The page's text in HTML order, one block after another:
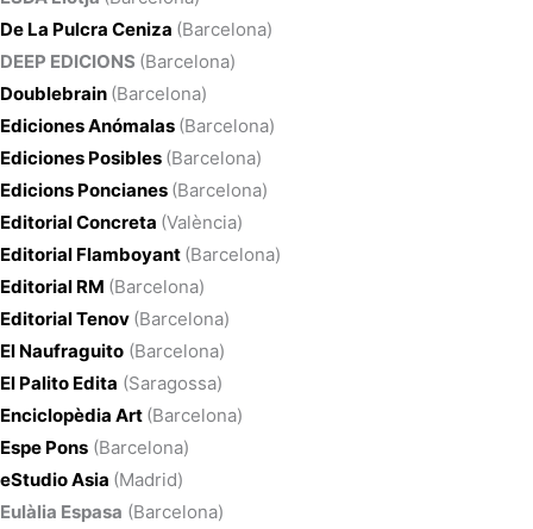
De La Pulcra Ceniza (Barcelona)
DEEP EDICIONS (Barcelona)
Doublebrain (Barcelona)
Ediciones Anómalas (Barcelona)
Ediciones Posibles (Barcelona)
Edicions Poncianes (Barcelona)
Editorial Concreta (València)
Editorial Flamboyant (Barcelona)
Editorial RM (Barcelona)
Editorial Tenov (Barcelona)
El Naufraguito (Barcelona)
El Palito Edita (Saragossa)
Enciclopèdia Art (Barcelona)
Espe Pons (Barcelona)
eStudio Asia (Madrid)
Eulàlia Espasa (Barcelona)